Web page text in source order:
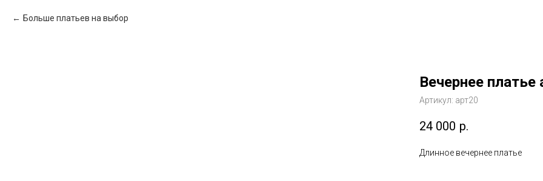
Больше платьев на выбор
Вечернее платье
Артикул: арт20
24 000 р.
Длинное вечернее платье